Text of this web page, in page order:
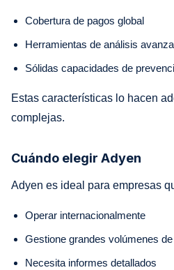
Cobertura de pagos global
Herramientas de análisis
Sólidas capacidades de
Estas características lo hacen
complejas.
Cuándo elegir Adyen
Adyen es ideal para empresas
Operar internacionalmente
Gestione grandes volúmenes
Necesita informes detallados